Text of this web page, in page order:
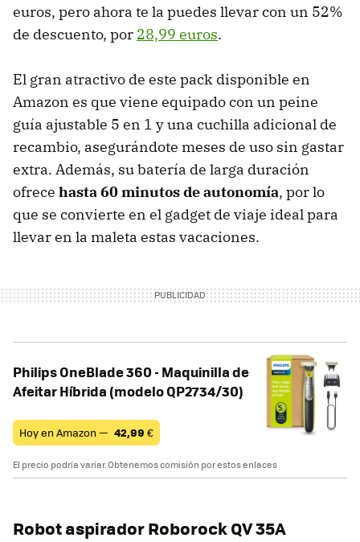
euros, pero ahora te la puedes llevar con un 52%
de descuento, por 28,99 euros.
El gran atractivo de este pack disponible en
Amazon es que viene equipado con un peine
guía ajustable 5 en 1 y una cuchilla adicional de
recambio, asegurándote meses de uso sin gastar
extra. Además, su batería de larga duración
ofrece hasta 60 minutos de autonomía, por lo
que se convierte en el gadget de viaje ideal para
llevar en la maleta estas vacaciones.
Philips OneBlade 360 - Maquinilla de
Afeitar Híbrida (modelo QP2734/30)
Hoy en Amazon — 42,99 €
El precio podría variar. Obtenemos comisión por estos enlaces
Robot aspirador Roborock QV 35A